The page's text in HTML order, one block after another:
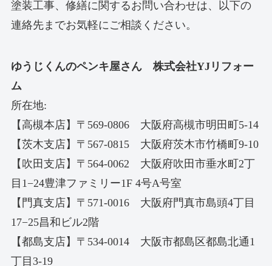
塗装工事、修繕に関するお問い合わせは、以下の
連絡先までお気軽にご相談ください。
ゆうじくんのペンキ屋さん 株式会社YJリフォー
ム
所在地:
【高槻本店】〒569-0806 大阪府高槻市明田町5-14
【茨木支店】〒567-0815 大阪府茨木市竹橋町9-10
【吹田支店】〒564-0062 大阪府吹田市垂水町2丁
目1−24豊津ファミリー1F 4号A号室
【門真支店】〒571-0016 大阪府門真市島頭4丁目
17−25昌和ビル2階
【都島支店】〒534-0014 大阪市都島区都島北通1
丁目3-19